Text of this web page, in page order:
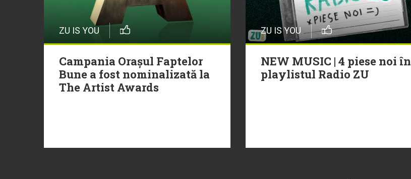
ZU IS YOU
Campania Orașul Faptelor
Bune a fost nominalizată la
The Artist Awards
ZU IS YOU
NEW MUSIC | 4 piese noi în
playlistul Radio ZU